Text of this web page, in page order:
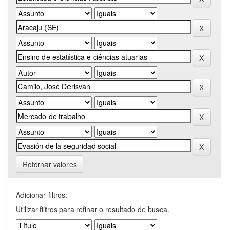
Retornar valores
Adicionar filtros:
Utilizar filtros para refinar o resultado de busca.